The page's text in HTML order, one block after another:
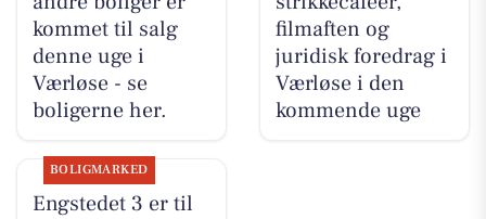
kommet til salg
denne uge i
Værløse - se
boligerne her.
filmaften og
juridisk foredrag i
Værløse i den
kommende uge
BOLIGMARKED
Engstedet 3 er til